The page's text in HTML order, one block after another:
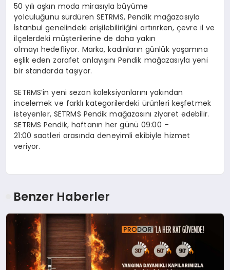
50 yılı aşkın moda mirasıyla büyüme
yolculuğunu sürdüren SETRMS, Pendik mağazasıyla
İstanbul genelindeki erişilebilirliğini artırırken, çevre il ve
ilçelerdeki müşterilerine de daha yakın
olmayı hedefliyor. Marka, kadınların günlük yaşamına
eşlik eden zarafet anlayışını Pendik mağazasıyla yeni
bir standarda taşıyor.
SETRMS’in yeni sezon koleksiyonlarını yakından
incelemek ve farklı kategorilerdeki ürünleri keşfetmek
isteyenler, SETRMS Pendik mağazasını ziyaret edebilir.
SETRMS Pendik, haftanın her günü 09:00 –
21:00 saatleri arasında deneyimli ekibiyle hizmet
veriyor.
Benzer Haberler